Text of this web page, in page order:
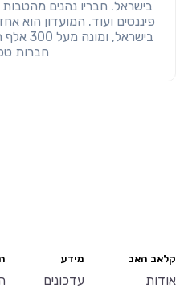
בישראל. חבריו נהנים
פיננסים ועוד. המועדון הוא
חברות
קלאב האב
אודות
מידע
עדכונים